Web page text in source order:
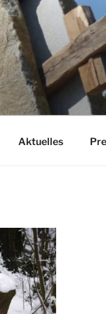
Aktuelles